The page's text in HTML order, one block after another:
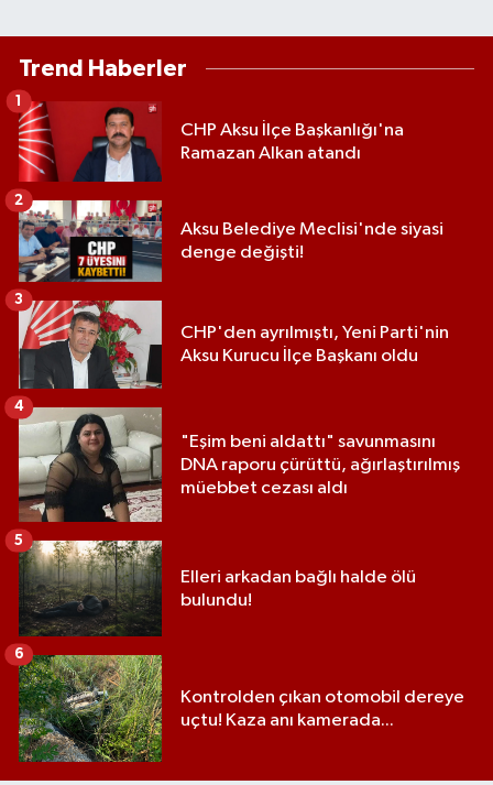
Trend Haberler
CHP Aksu İlçe Başkanlığı'na
Ramazan Alkan atandı
1
Aksu Belediye Meclisi'nde siyasi
denge değişti!
2
CHP'den ayrılmıştı, Yeni Parti'nin
Aksu Kurucu İlçe Başkanı oldu
3
"Eşim beni aldattı" savunmasını
DNA raporu çürüttü, ağırlaştırılmış
müebbet cezası aldı
4
Elleri arkadan bağlı halde ölü
bulundu!
5
Kontrolden çıkan otomobil dereye
uçtu! Kaza anı kamerada...
6